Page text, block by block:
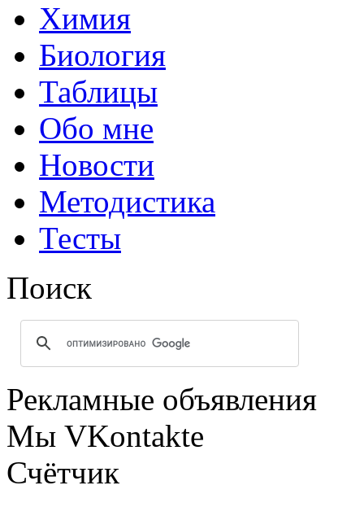
Химия
Биология
Таблицы
Обо мне
Новости
Методистика
Тесты
Поиск
Рекламные объявления
Мы VKontakte
Счётчик